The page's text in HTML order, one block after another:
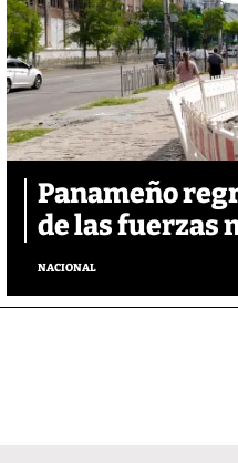
Panameño
de las fuerzas
NACIONAL